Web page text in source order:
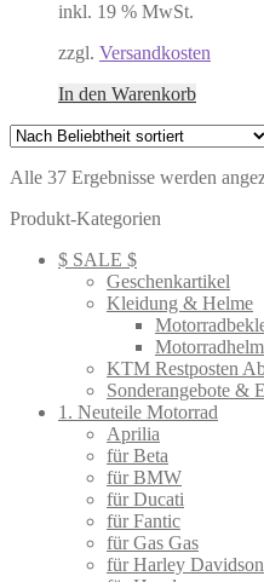
inkl. 19 % MwSt.
zzgl. Versandkosten
In den Warenkorb
Alle 37 Ergebnisse werden
Produkt-Kategorien
$ SALE $
Geschenkartikel
Kleidung & Helme
KTM Restposten
Sonderangebote &
1. Neuteile Motorrad
Aprilia
für Beta
für BMW
für Ducati
für Fantic
für Gas Gas
für Harley Davidson